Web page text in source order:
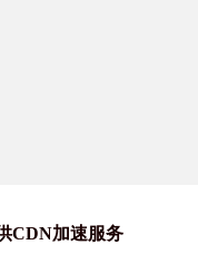
CDN加速服务